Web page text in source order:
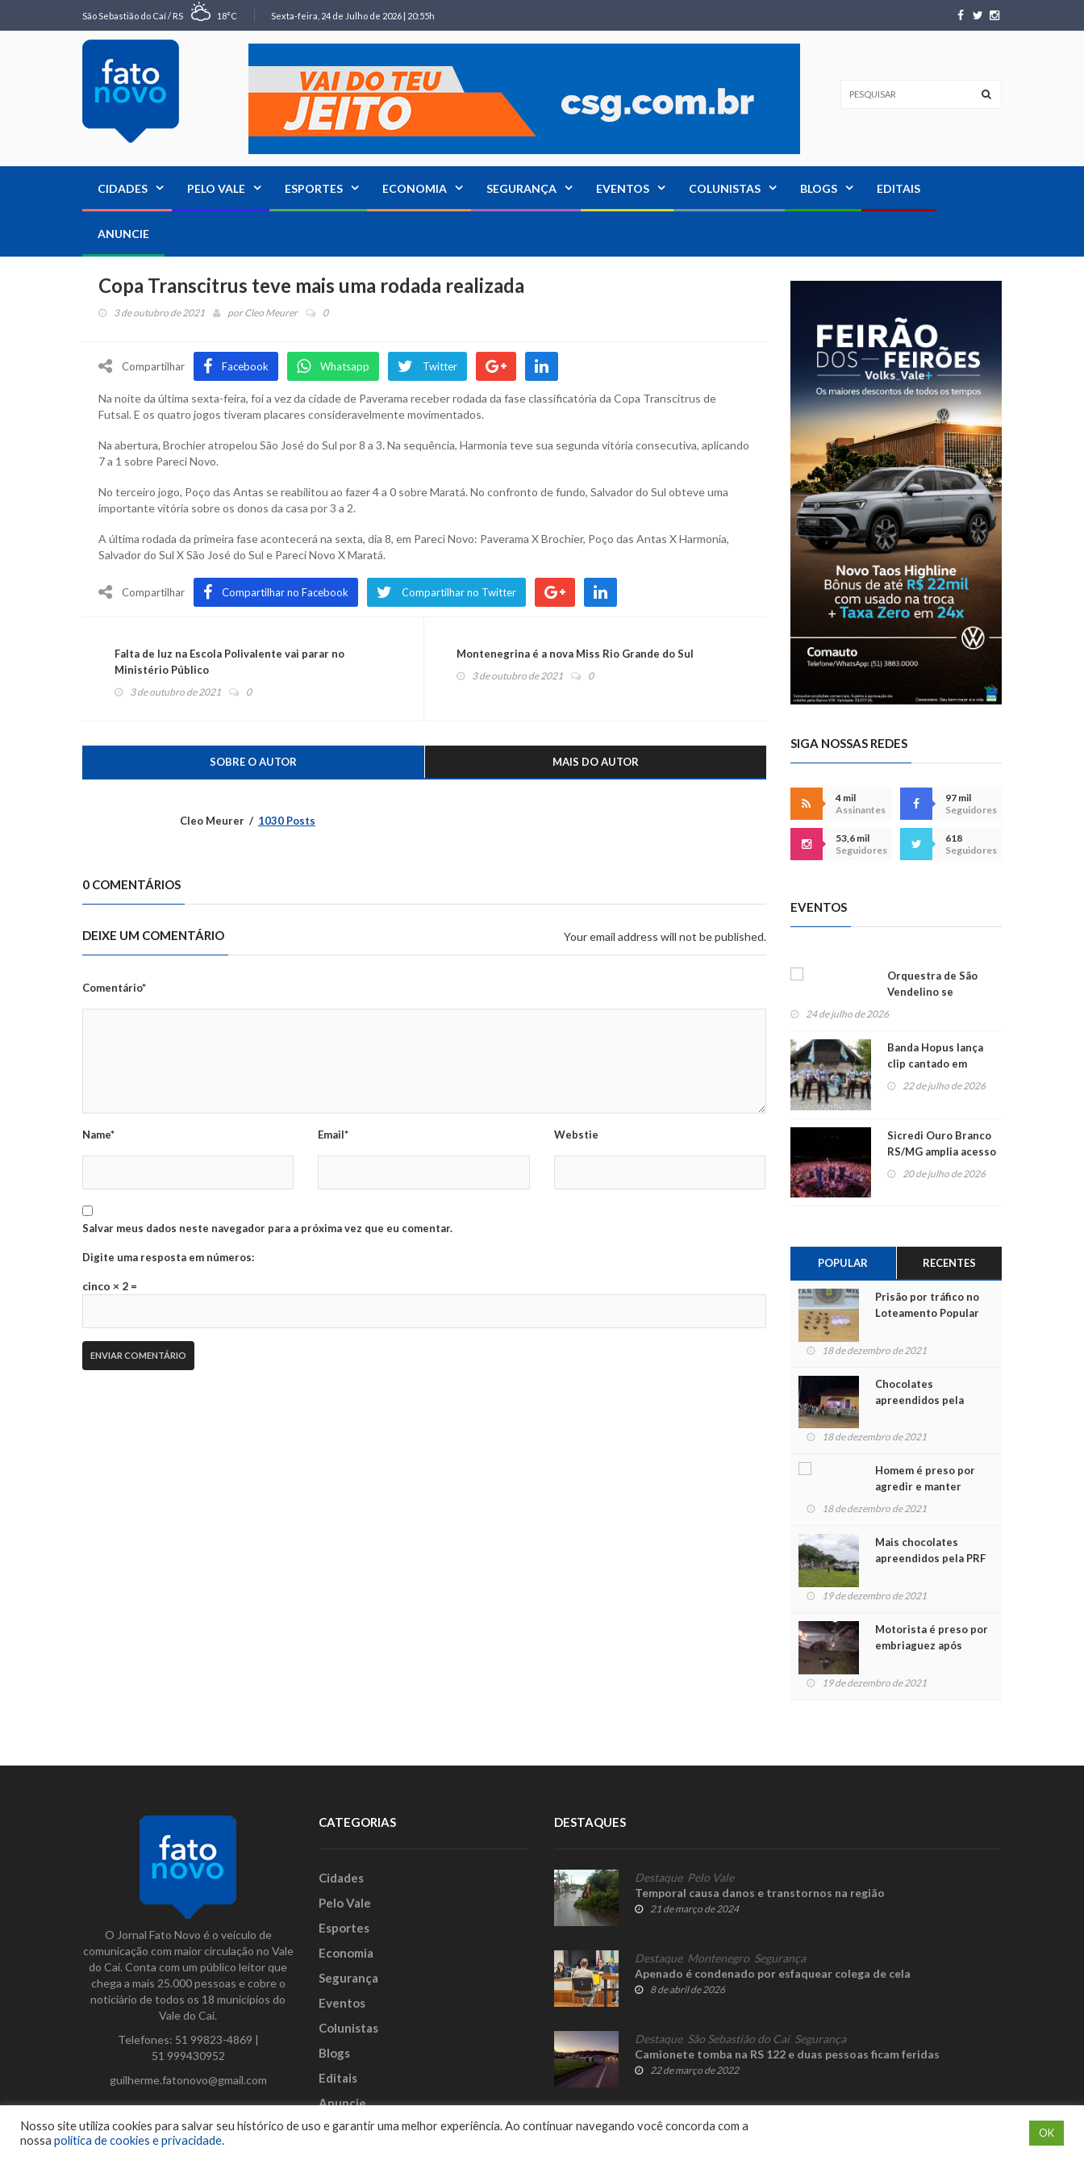
São Sebastião do Caí / RS 18°C Sexta-feira, 24 de Julho de 2026 | 20:55h
CIDADES PELO VALE ESPORTES ECONOMIA SEGURANÇA EVENTOS COLUNISTAS BLOGS EDITAIS
ANUNCIE
Copa Transcitrus teve mais uma rodada realizada
3 de outubro de 2021 porCleo Meurer 0
Compartilhar Facebook Whatsapp Twitter
Na noite da última sexta-feira, foi a vez da cidade de Paverama receber rodada da fase classificatória da Copa Transcitrus de
Futsal. E os quatro jogos tiveram placares consideravelmente movimentados.
Na abertura, Brochier atropelou São José do Sul por 8 a 3. Na sequência, Harmonia teve sua segunda vitória consecutiva, aplicando
7 a 1 sobre Pareci Novo.
No terceiro jogo, Poço das Antas se reabilitou ao fazer 4 a 0 sobre Maratá. No confronto de fundo, Salvador do Sul obteve uma
importante vitória sobre os donos da casa por 3 a 2.
A última rodada da primeira fase acontecerá na sexta, dia 8, em Pareci Novo: Paverama X Brochier, Poço das Antas X Harmonia,
Salvador do Sul X São José do Sul e Pareci Novo X Maratá.
Compartilhar Compartilhar no Facebook Compartilhar no Twitter
Falta de luz na Escola Polivalente vai parar no
Ministério Público
3 de outubro de 2021 0
Montenegrina é a nova Miss Rio Grande do Sul
3 de outubro de 2021 0
SOBRE O AUTOR MAIS DO AUTOR
Cleo Meurer 1030 Posts
0 COMENTÁRIOS
DEIXE UM COMENTÁRIO Your email address will not be published.
Comentário*
Name* Email* Webstie
Salvar meus dados neste navegador para a próxima vez que eu comentar.
Digite uma resposta em números:
cinco × 2 =
SIGA NOSSAS REDES
4 mil
Assinantes
97 mil
Seguidores
53,6 mil
Seguidores
618
Seguidores
EVENTOS
Orquestra de São
Vendelino se
apresenta na
24 de julho de 2026
Banda Hopus lança
clip cantado em
alemão e inglês
22 de julho de 2026
Sicredi Ouro Branco
RS/MG amplia acesso
ao show dos 45 anos
para mais associados
20 de julho de 2026
POPULAR RECENTES
Prisão por tráfico no
Loteamento Popular
18 de dezembro de 2021
Chocolates
apreendidos pela
para crianças na
18 de dezembro de 2021
Homem é preso por
agredir e manter
mulher em cárcere
18 de dezembro de 2021
Mais chocolates
apreendidos pela PRF
crianças no Natal
19 de dezembro de 2021
Motorista é preso por
embriaguez após
feridos
19 de dezembro de 2021
O Jornal Fato Novo é o veículo de
comunicação com maior circulação no Vale
do Caí. Conta com um público leitor que
chega a mais 25.000 pessoas e cobre o
noticiário de todos os 18 municípios do
Vale do Caí.
Telefones: 51 99823-4869 |
51 999430952
guilherme.fatonovo@gmail.com
Facebook
Instagram
Twitter
CATEGORIAS
Cidades
Pelo Vale
Esportes
Economia
Segurança
Eventos
Colunistas
Blogs
Editais
Anuncie
DESTAQUES
Destaque, Pelo Vale
Temporal causa danos e transtornos na região
21 de março de 2024
Destaque, Montenegro Segurança
Apenado é condenado por esfaquear colega de cela
8 de abril de 2026
Destaque, São Sebastião do Caí, Segurança
Camionete tomba na RS 122 e duas pessoas ficam feridas
22 de março de 2022
Nosso site utiliza cookies para salvar seu histórico de uso e garantir uma melhor experiência. Ao continuar navegando você concorda com a
nossa política de cookies e privacidade.
OK